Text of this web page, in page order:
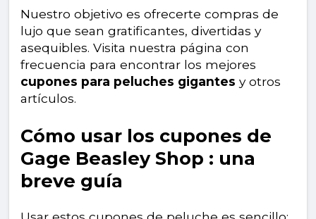
Nuestro objetivo es ofrecerte compras de
lujo que sean gratificantes, divertidas y
asequibles. Visita nuestra página con
frecuencia para encontrar los mejores
cupones para peluches gigantes y otros
artículos.
Cómo usar los cupones de
Gage Beasley Shop : una
breve guía